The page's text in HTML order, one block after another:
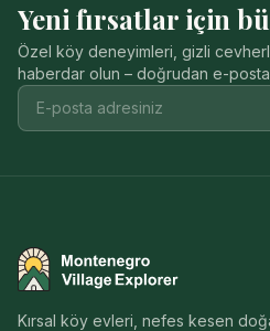
Yeni fırsatlar için
Özel köy deneyimleri, gizli
haberdar olun – doğrudan e-
Montenegro Village
Kırsal köy evleri, nefes kesen